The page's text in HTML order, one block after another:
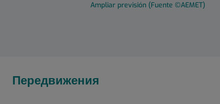
Ampliar previsión (Fuente ©AEMET)
Передвижения